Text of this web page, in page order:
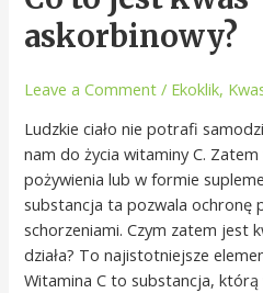
askorbinowy?
Leave a Comment / Ekoklik,
Ludzkie ciało nie potrafi
nam do życia witaminy C.
pożywienia lub w formie
substancja ta pozwala ochronę
schorzeniami. Czym zatem jest
działa? To najistotniejsze
Witamina C to substancja, którą